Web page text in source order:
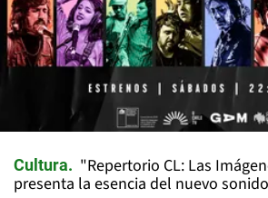
Cultura
"Repertorio CL: Las
presenta la esencia del nuevo